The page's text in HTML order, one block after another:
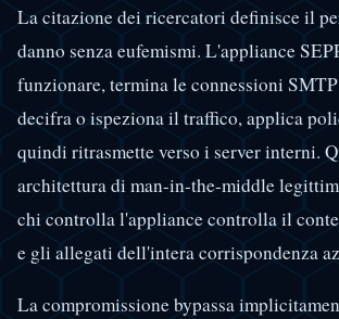
La citazione dei ricercatori definisce il
danno senza eufemismi. L'appliance
funzionare, termina le connessioni
decifra o ispeziona il traffico, applica
quindi ritrasmette verso i server interni.
architettura di man-in-the-middle
chi controlla l'appliance controlla il
e gli allegati dell'intera corrispondenza
La compromissione bypassa